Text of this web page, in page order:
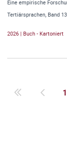
Eine empirische
Tertiärsprachen, Band 13
2026 | Buch - Kartoniert
1